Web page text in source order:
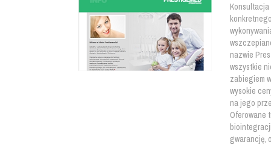
nazwie
wszystkie
zabiegiem
wysokie
na jego
Oferowane
gwarancję,